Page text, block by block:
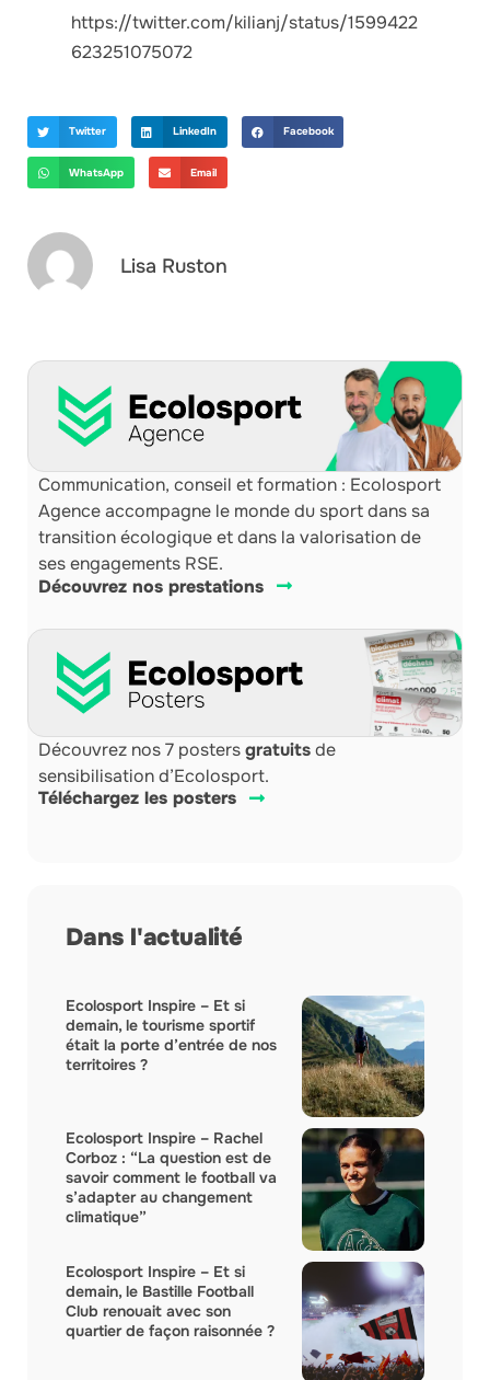
https://twitter.com/kilianj/status/1599422
623251075072
Twitter LinkedIn Facebook
WhatsApp Email
Lisa Ruston
Communication, conseil et formation : Ecolosport
Agence accompagne le monde du sport dans sa
transition écologique et dans la valorisation de
ses engagements RSE.
Découvrez nos prestations
Découvrez nos 7 postersgratuitsde
sensibilisation d’Ecolosport.
Téléchargez les posters
Dans l'actualité
Ecolosport Inspire – Et si
demain, le tourisme sportif
était la porte d’entrée de nos
territoires ?
Ecolosport Inspire – Rachel
Corboz : “La question est de
savoir comment le football va
s’adapter au changement
climatique”
Ecolosport Inspire – Et si
demain, le Bastille Football
Club renouait avec son
quartier de façon raisonnée ?